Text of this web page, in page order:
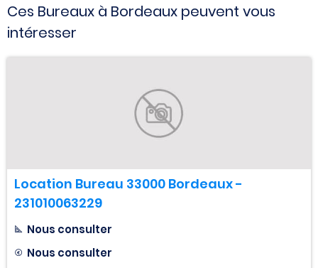
Ces Bureaux à Bordeaux peuvent vous
intéresser
Location Bureau 33000 Bordeaux -
231010063229
Nous consulter
Nous consulter